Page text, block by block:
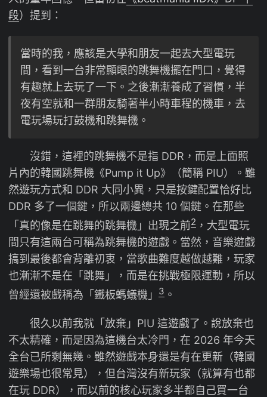
段）提到：
當時的我，應該是大學和朋友一起去大型電玩
間，看到一台非常顯眼的跳舞機擺在門口，覺得
有趣就上去玩了一下。之後漸漸養成了習慣，半
夜有空就和一群朋友騎著半小時車程的機車，去
電玩場玩打鼓機和跳舞機。
沒錯，這裡的跳舞機不是指 DDR，而是上面照
片內的韓國跳舞機《Pump it Up》（簡稱 PIU）。雖
然遊玩方式和 DDR 大同小異，只是按鍵配置恰好比
DDR 多了一個鍵，所以兩邊總共 10 個鍵。在那些
「真的像是在跳舞的跳舞機」出現之前2 ，大型電玩
間只有這兩台可稱為跳舞機的遊戲。當然，音樂遊戲
搞到最後都會背離初衷，當歌曲難度越做越難，玩家
也漸漸不是在「跳舞」，而是在挑戰極限運動，所以
曾經還被戲稱為「鐵板螞蟻機」
3 。
很久以前我就「放棄」PIU 這遊戲了。說放棄也
不太精確，而是因為這機台太冷門，在 2026 年今天
全台已所剩無幾。雖然遊戲本身還是有在更新（韓國
遊樂場也很常見），但台灣沒有新玩家（就算有也都
在玩 DDR），而以前的核心玩家多半都自己買一台